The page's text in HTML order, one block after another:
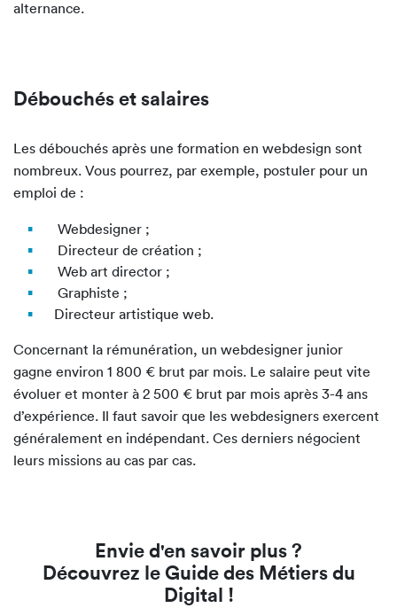
alternance.
Débouchés et salaires
Les débouchés après une formation en webdesign sont
nombreux. Vous pourrez, par exemple, postuler pour un
emploi de :
Webdesigner ;
Directeur de création ;
Web art director ;
Graphiste ;
Directeur artistique web.
Concernant la rémunération, un webdesigner junior
gagne environ 1 800 € brut par mois. Le salaire peut vite
évoluer et monter à 2 500 € brut par mois après 3-4 ans
d’expérience. Il faut savoir que les webdesigners exercent
généralement en indépendant. Ces derniers négocient
leurs missions au cas par cas.
Envie d'en savoir plus ?
Découvrez le Guide des Métiers du
Digital !